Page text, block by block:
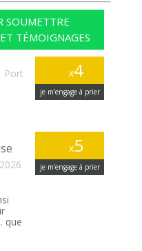
SOUMETTRE
TÉMOIGNAGES
x4
je m’engage à prier
Port
x5
je m’engage à prier
que